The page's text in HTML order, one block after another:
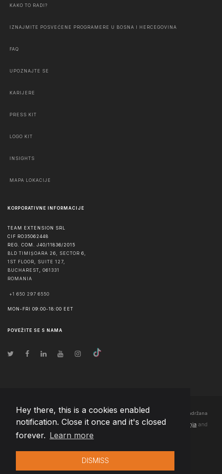
Hey there, this is a cookies enabled
notification. Close it once and it's closed
forever. Learn more
DISMISS
KAKO TO RADI?
IZNAJMITE POSVEĆENE PROGRAMERE U BOSNA I HERCEGOVINA
FAQ
UPOZNAJTE SE
KARIJERE
PRESS KIT
LOGO KIT
INSIGHTS
MAPA LOKACIJE
KORPORATIVNE INFORMACIJE
TEAM EXTENSION SRL
CIF RO35062448
REG. COM. J40/11836/2015
BLD TIMIȘOARA 26, SECTOR 6,
1ST FLOOR, SUITE 127,
BUCHAREST
061331
ROMANIA
+1 650 297 6550
MON-FRI 09:00-18:00 EET
POVEŽITE SE S NAMA
© Autorska prava 2026 Team Extension Bosnia Herzegovina - Sva prava zadržana
Changelog● Korišćenjem ove stranice slažete se sa našimPravila korištenja and
Politika privatnosti